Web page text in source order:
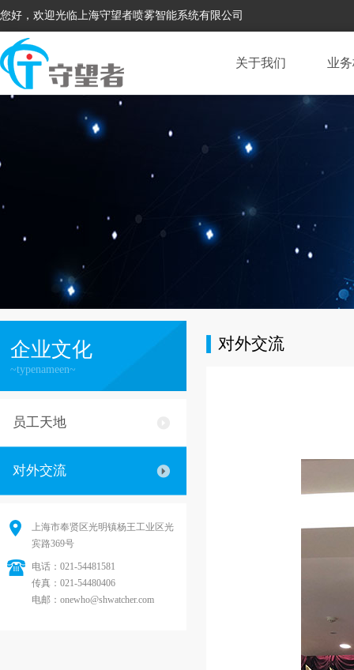
您好，欢迎光临上海守望者喷雾智能系统有限公司
关于我们 业
企业文化
~typenameen~
员工天地
对外交流
上海市奉贤区光明镇杨王工业区光
宾路369号
电话：021-54481581
传真：021-54480406
电邮：onewho@shwatcher.com
对外交流